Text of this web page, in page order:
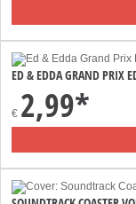
ED & EDDA GRAND PRIX
€ 2,99*